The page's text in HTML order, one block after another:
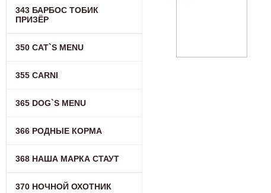
343 БАРБОС ТОБИК
ПРИЗЁР
350 CAT`S MENU
355 CARNI
365 DOG`S MENU
366 РОДНЫЕ КОРМА
368 НАША МАРКА СТАУТ
370 НОЧНОЙ ОХОТНИК